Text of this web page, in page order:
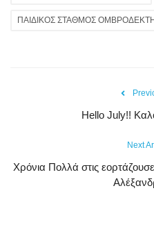
ΠΑΙΔΙΚΟΣ ΣΤΑΘΜΟΣ ΟΜΒΡΟΔΕΚΤΗ
Hello July!!
Next
Χρόνια Πολλά στις